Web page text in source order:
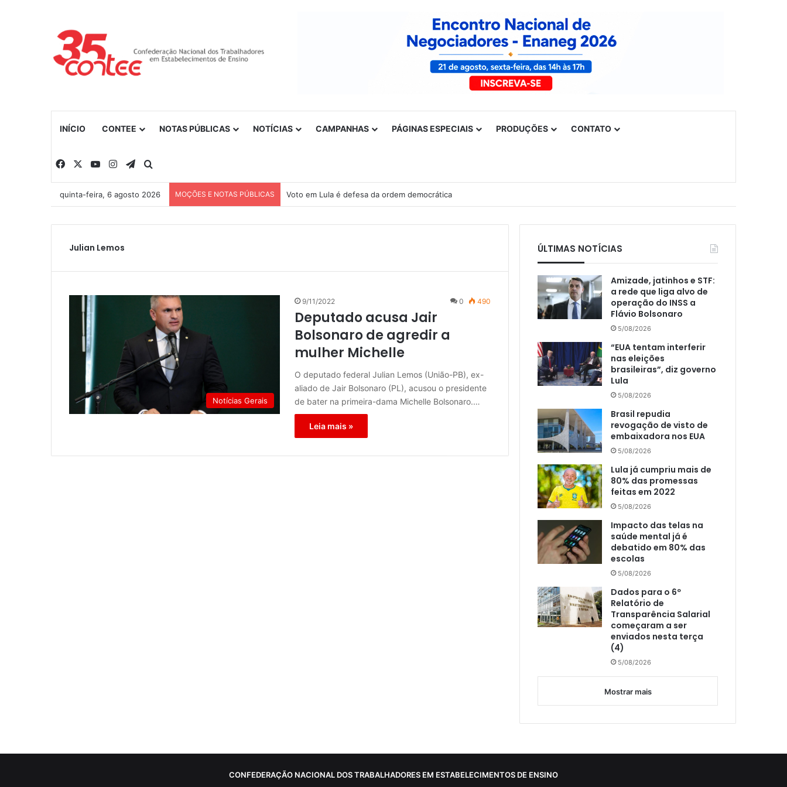
INÍCIO CONTEE NOTAS PÚBLICAS NOTÍCIAS CAMPANHAS PÁGINAS ESPECIAIS PRODUÇÕES CONTATO
Facebook YouTubeInstagramTelegram
quinta-feira, 6 agosto 2026 MOÇÕES E NOTAS PÚBLICAS Voto em Lula é defesa da ordem democrática
Julian Lemos
Notícias Gerais
9/11/2022 0 490
Deputado acusa Jair
Bolsonaro de agredir a
mulher Michelle
O deputado federal Julian Lemos (União-PB), ex-
aliado de Jair Bolsonaro (PL), acusou o presidente
de bater na primeira-dama Michelle Bolsonaro.…
Leia mais »
ÚLTIMAS NOTÍCIAS
Amizade, jatinhos e STF:
a rede que liga alvo de
operação do INSS a
Flávio Bolsonaro
5/08/2026
“EUA tentam interferir
nas eleições
brasileiras”, diz governo
Lula
5/08/2026
Brasil repudia
revogação de visto de
embaixadora nos EUA
5/08/2026
Lula já cumpriu mais de
80% das promessas
feitas em 2022
5/08/2026
Impacto das telas na
saúde mental já é
debatido em 80% das
escolas
5/08/2026
Dados para o 6º
Relatório de
Transparência Salarial
começaram a ser
enviados nesta terça
(4)
5/08/2026
Mostrar mais
CONFEDERAÇÃO NACIONAL DOS TRABALHADORES EM ESTABELECIMENTOS DE ENSINO